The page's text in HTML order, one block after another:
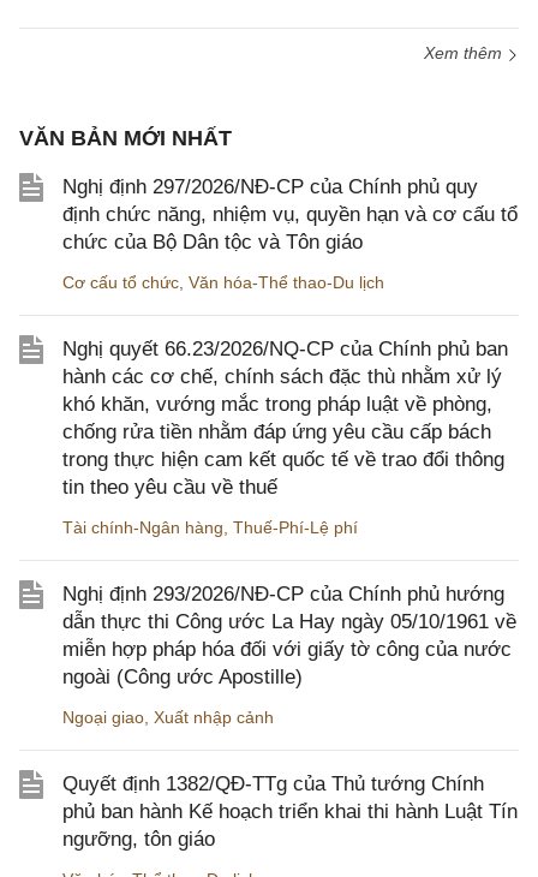
Xem thêm
VĂN BẢN MỚI NHẤT
Nghị định 297/2026/NĐ-CP của Chính phủ quy
định chức năng, nhiệm vụ, quyền hạn và cơ cấu tổ
chức của Bộ Dân tộc và Tôn giáo
Cơ cấu tổ chức, Văn hóa-Thể thao-Du lịch
Nghị quyết 66.23/2026/NQ-CP của Chính phủ ban
hành các cơ chế, chính sách đặc thù nhằm xử lý
khó khăn, vướng mắc trong pháp luật về phòng,
chống rửa tiền nhằm đáp ứng yêu cầu cấp bách
trong thực hiện cam kết quốc tế về trao đổi thông
tin theo yêu cầu về thuế
Tài chính-Ngân hàng, Thuế-Phí-Lệ phí
Nghị định 293/2026/NĐ-CP của Chính phủ hướng
dẫn thực thi Công ước La Hay ngày 05/10/1961 về
miễn hợp pháp hóa đối với giấy tờ công của nước
ngoài (Công ước Apostille)
Ngoại giao, Xuất nhập cảnh
Quyết định 1382/QĐ-TTg của Thủ tướng Chính
phủ ban hành Kế hoạch triển khai thi hành Luật Tín
ngưỡng, tôn giáo